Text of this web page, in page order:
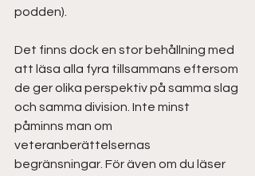
podden).
Det finns dock en stor behållning med
att läsa alla fyra tillsammans eftersom
de ger olika perspektiv på samma slag
och samma division. Inte minst
påminns man om
veteranberättelsernas
begränsningar. För även om du läser